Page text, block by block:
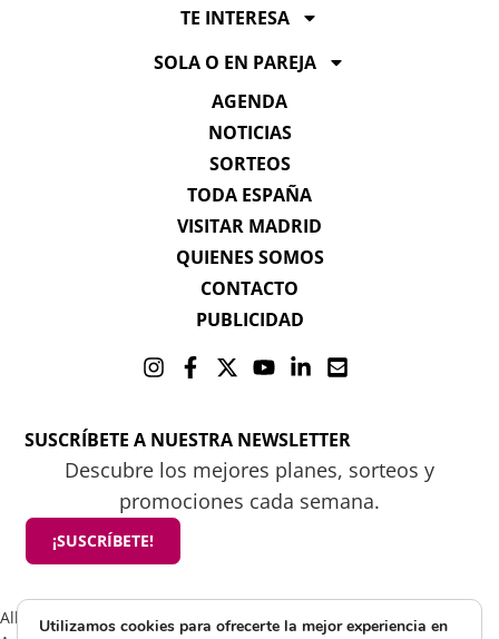
TE INTERESA
SOLA O EN PAREJA
AGENDA
NOTICIAS
SORTEOS
TODA ESPAÑA
VISITAR MADRID
QUIENES SOMOS
CONTACTO
PUBLICIDAD
SUSCRÍBETE A NUESTRA NEWSLETTER
Descubre los mejores planes, sorteos y
promociones cada semana.
¡SUSCRÍBETE!
All rights reserved 2025 ©Mamá tiene un plan
Utilizamos cookies para ofrecerte la mejor experiencia en